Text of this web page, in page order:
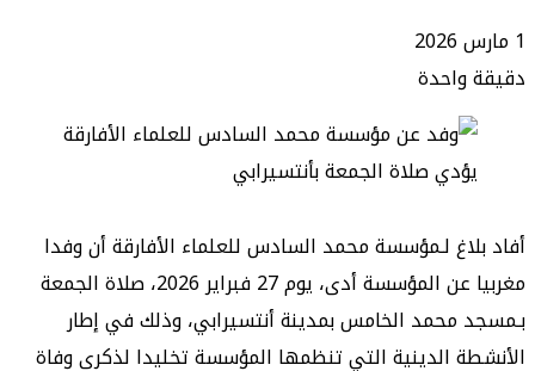
لـمؤسسة محمد السادس للعلماء الأفارقة أن وفدا
مغربيا عن المؤسسة أدى، يوم 27 فبراير 2026، صلاة الجمعة
الخامس بمدينة أنتسيرابي، وذلك في إطار
الدينية التي تنظمها المؤسسة تخليدا لذكرى وفاة